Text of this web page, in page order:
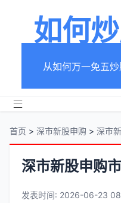
如何
从如何万一免五
首页 > 深市新股申购 > 深市
深市新股申购
发表时间: 2026-06-23